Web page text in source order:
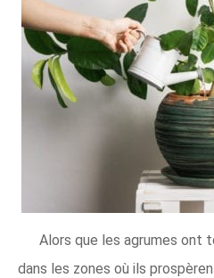
Alors que les agrumes ont
dans les zones où ils